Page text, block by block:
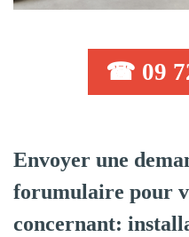
☎ 09
Envoyer une
forumulaire pour
concernant: